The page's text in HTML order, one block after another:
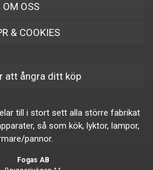
OM OSS
& COOKIES
att ångra ditt köp
till i stort sett alla större fabrikat
så som kök, lyktor, lampor,
pannor.
Fogas AB